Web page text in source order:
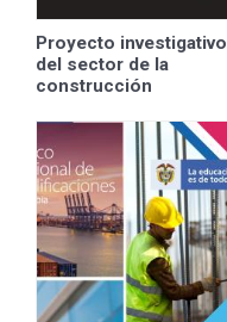
Proyecto investigativo
del sector de la
construcción